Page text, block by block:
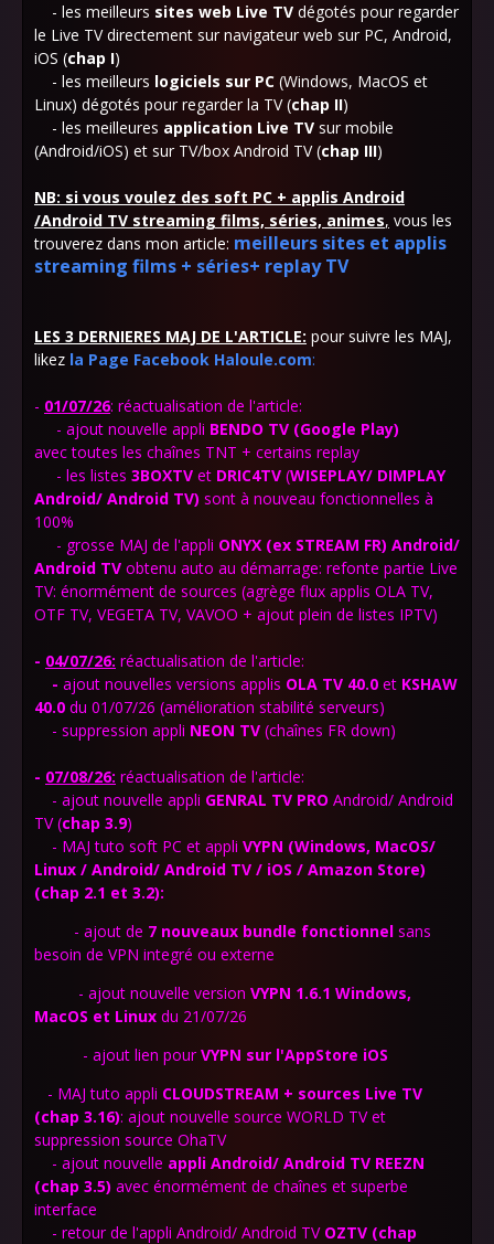
- les meilleurs sites web Live TV dégotés pour regarder
le Live TV directement sur navigateur web sur PC, Android,
iOS (chap I)
- les meilleurs logiciels sur PC (Windows, MacOS et
Linux) dégotés pour regarder la TV (chap II)
- les meilleures application Live TV sur mobile
(Android/iOS) et sur TV/box Android TV (chap III)
NB: si vous voulez des soft PC + applis Android
/Android TV streaming films, séries, animes, vous les
trouverez dans mon article: meilleurs sites et applis
streaming films + séries+ replay TV
LES 3 DERNIERES MAJ DE L'ARTICLE: pour suivre les MAJ,
likez la Page Facebook Haloule.com:
- 01/07/26: réactualisation de l'article:
- ajout nouvelle appli BENDO TV (Google Play)
avec toutes les chaînes TNT + certains replay
- les listes 3BOXTV et DRIC4TV (WISEPLAY/ DIMPLAY
Android/ Android TV) sont à nouveau fonctionnelles à
100%
- grosse MAJ de l'appli ONYX (ex STREAM FR) Android/
Android TV obtenu auto au démarrage: refonte partie Live
TV: énormément de sources (agrège flux applis OLA TV,
OTF TV, VEGETA TV, VAVOO + ajout plein de listes IPTV)
- 04/07/26: réactualisation de l'article:
- ajout nouvelles versions applis OLA TV 40.0 et KSHAW
40.0 du 01/07/26 (amélioration stabilité serveurs)
- suppression appli NEON TV (chaînes FR down)
- 07/08/26: réactualisation de l'article:
- ajout nouvelle appli GENRAL TV PRO Android/ Android
TV (chap 3.9)
- MAJ tuto soft PC et appli VYPN (Windows, MacOS/
Linux / Android/ Android TV / iOS / Amazon Store)
(chap 2.1 et 3.2):
- ajout de 7 nouveaux bundle fonctionnel sans
besoin de VPN integré ou externe
- ajout nouvelle version VYPN 1.6.1 Windows,
MacOS et Linux du 21/07/26
- ajout lien pour VYPN sur l'AppStore iOS
- MAJ tuto appli CLOUDSTREAM + sources Live TV
(chap 3.16): ajout nouvelle source WORLD TV et
suppression source OhaTV
- ajout nouvelle appli Android/ Android TV REEZN
(chap 3.5) avec énormément de chaînes et superbe
interface
- retour de l'appli Android/ Android TV OZTV (chap